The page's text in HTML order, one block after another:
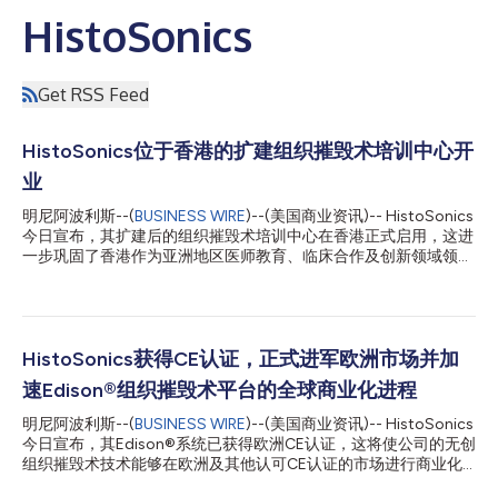
HistoSonics
Get RSS Feed
HistoSonics位于香港的扩建组织摧毁术培训中心开
业
明尼阿波利斯--(BUSINESS WIRE)--(美国商业资讯)-- HistoSonics
今日宣布，其扩建后的组织摧毁术培训中心在香港正式启用，这进
一步巩固了香港作为亚洲地区医师教育、临床合作及创新领域领先
自成立以来，该中心已接待了来自亚洲各地的医生前来参加实操培
设施将通过增强实践培训、临床观摩和多学科教育项目的容量，满
足日益增长的医师教育需求。医师们接受的相关培训包括患者筛
选、治疗方案制定、操作流程以及在各自机构内建立成功的组织摧
毁术项目。 自2025年以来，港怡医院一直担任HistoSonics在该
地区的医师教育卓越中心。在此基础上，HistoSonics与港怡医院
将继续在医师培训、临床研究及未来技术开发等领域深化战略合
作。 HistoSonics董事长兼首席执行官Mike Blue表示。“香港在亚
HistoSonics获得CE认证，正式进军欧洲市场并加
速Edison®组织摧毁术平台的全球商业化进程
明尼阿波利斯--(BUSINESS WIRE)--(美国商业资讯)-- HistoSonics
今日宣布，其Edison®系统已获得欧洲CE认证，这将使公司的无创
组织摧毁术技术能够在欧洲及其他认可CE认证的市场进行商业化